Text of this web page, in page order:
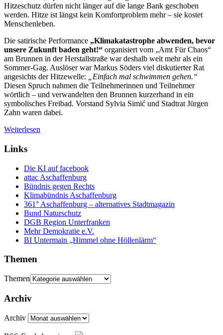
Hitzeschutz dürfen nicht länger auf die lange Bank geschoben
werden. Hitze ist längst kein Komfortproblem mehr – sie kostet
Menschenleben.
Die satirische Performance „Klimakatastrophe abwenden, bevor
unsere Zukunft baden geht!“ organisiert vom „Amt Für Chaos“
am Brunnen in der Herstallstraße war deshalb weit mehr als ein
Sommer-Gag. Auslöser war Markus Söders viel diskutierter Rat
angesichts der Hitzewelle:
„Einfach mal schwimmen gehen.“
Diesen Spruch nahmen die Teilnehmerinnen und Teilnehmer
wörtlich – und verwandelten den Brunnen kurzerhand in ein
symbolisches Freibad. Vorstand Sylvia Simić und Stadtrat Jürgen
Zahn waren dabei.
Weiterlesen
Links
Die KI auf facebook
attac Aschaffenburg
Bündnis gegen Rechts
Klimabündnis Aschaffenburg
361° Aschaffenburg – alternatives Stadtmagazin
Bund Naturschutz
DGB Region Unterfranken
Mehr Demokratie e.V.
BI Untermain „Himmel ohne Höllenlärm“
Themen
Themen
Archiv
Archiv